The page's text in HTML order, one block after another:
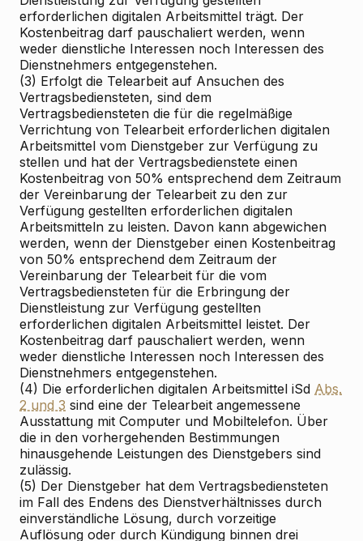
erforderlichen digitalen Arbeitsmittel trägt. Der
Kostenbeitrag darf pauschaliert werden, wenn
weder dienstliche Interessen noch Interessen des
Dienstnehmers entgegenstehen.
(3) Erfolgt die Telearbeit auf Ansuchen des
Vertragsbediensteten, sind dem
Vertragsbediensteten die für die regelmäßige
Verrichtung von Telearbeit erforderlichen digitalen
Arbeitsmittel vom Dienstgeber zur Verfügung zu
stellen und hat der Vertragsbedienstete einen
Kostenbeitrag von 50% entsprechend dem Zeitraum
der Vereinbarung der Telearbeit zu den zur
Verfügung gestellten erforderlichen digitalen
Arbeitsmitteln zu leisten. Davon kann abgewichen
werden, wenn der Dienstgeber einen Kostenbeitrag
von 50% entsprechend dem Zeitraum der
Vereinbarung der Telearbeit für die vom
Vertragsbediensteten für die Erbringung der
Dienstleistung zur Verfügung gestellten
erforderlichen digitalen Arbeitsmittel leistet. Der
Kostenbeitrag darf pauschaliert werden, wenn
weder dienstliche Interessen noch Interessen des
Dienstnehmers entgegenstehen.
(4) Die erforderlichen digitalen Arbeitsmittel iSd Abs.
2 und 3 sind eine der Telearbeit angemessene
Ausstattung mit Computer und Mobiltelefon. Über
die in den vorhergehenden Bestimmungen
hinausgehende Leistungen des Dienstgebers sind
zulässig.
(5) Der Dienstgeber hat dem Vertragsbediensteten
im Fall des Endens des Dienstverhältnisses durch
einverständliche Lösung, durch vorzeitige
Auflösung oder durch Kündigung binnen drei